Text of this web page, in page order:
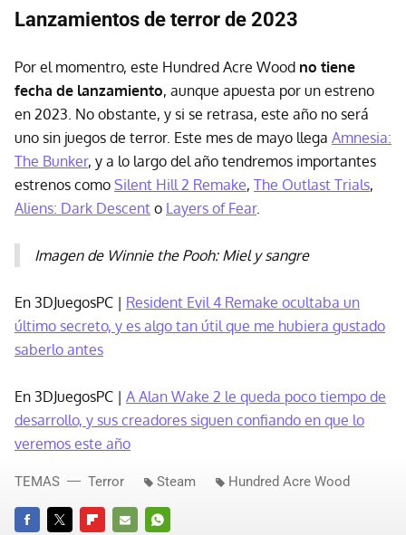
Lanzamientos de terror de 2023
Por el momentro, este Hundred Acre Wood no tiene
fecha de lanzamiento, aunque apuesta por un estreno
en 2023. No obstante, y si se retrasa, este año no será
uno sin juegos de terror. Este mes de mayo llega Amnesia:
The Bunker, y a lo largo del año tendremos importantes
estrenos como Silent Hill 2 Remake, The Outlast Trials,
Aliens: Dark Descent o Layers of Fear.
Imagen de Winnie the Pooh: Miel y sangre
En 3DJuegosPC | Resident Evil 4 Remake ocultaba un
último secreto, y es algo tan útil que me hubiera gustado
saberlo antes
En 3DJuegosPC | A Alan Wake 2 le queda poco tiempo de
desarrollo, y sus creadores siguen confiando en que lo
veremos este año
TEMAS Terror Steam Hundred Acre Wood